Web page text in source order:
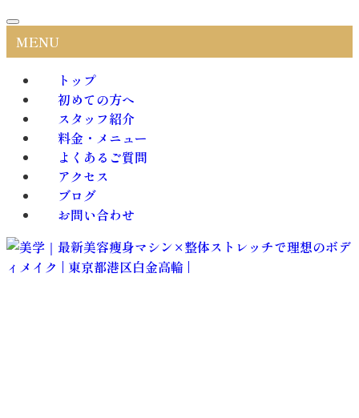
MENU
トップ
初めての方へ
スタッフ紹介
料金・メニュー
よくあるご質問
アクセス
ブログ
お問い合わせ